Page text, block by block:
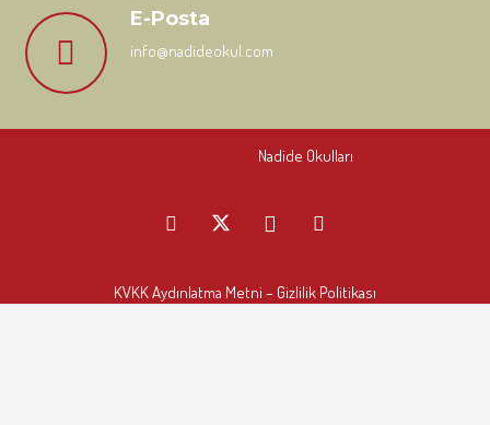
E-Posta
info@nadideokul.com
Nadide Okulları
KVKK Aydınlatma Metni – Gizlilik Politikası